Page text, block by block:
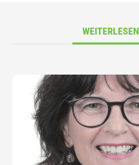
WEITERLESEN